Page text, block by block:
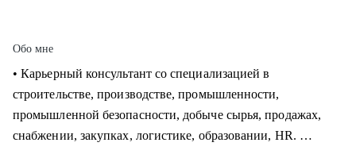
Обо мне
• Карьерный консультант со специализацией в
строительстве, производстве, промышленности,
промышленной безопасности, добыче сырья, продажах,
снабжении, закупках, логистике, образовании, HR.